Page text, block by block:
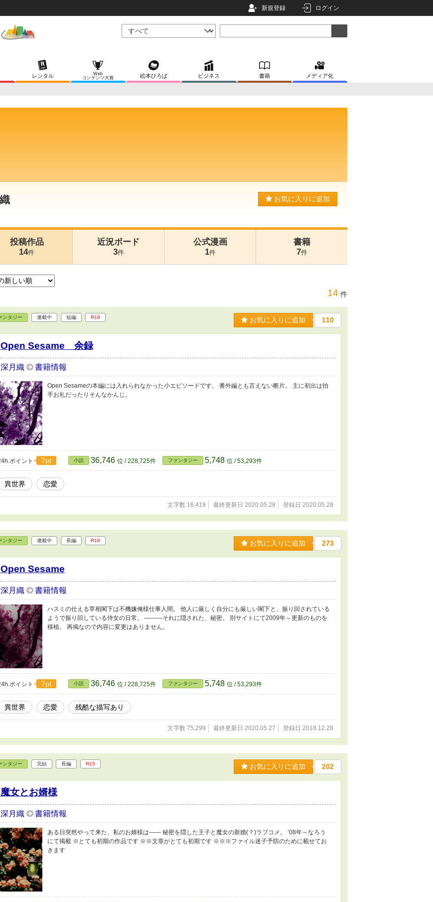
新規登録 ログイン
レンタル
Web
コンテンツ大賞
絵本ひろば ビジネス 書籍 メディア化
お気に入りに追加
投稿作品
14件
近況ボード
3件
公式漫画
1件
書籍
7件
14 件
ンタジー 連載中 短編 R18 お気に入りに追加 110
Open Sesame 余録
深月織 書籍情報
Open Sesameの本編には入れられなかった小エピソードです。 番外編とも言えない断片。 主に初出は拍
手お礼だったりそんなかんじ。
ポイント 7pt 小説 36,746 位 / 228,725件 ファンタジー 5,748 位 / 53,293件
異世界 恋愛
文字数 16,419 最終更新日 2020.05.28 登録日 2020.05.28
ンタジー 連載中 長編 R18 お気に入りに追加 273
Open Sesame
深月織 書籍情報
ハスミの仕える宰相閣下は不機嫌俺様仕事人間。 他人に厳しく自分にも厳しい閣下と、振り回されている
ようで振り回している侍女の日常。 ―――それに隠された、秘密。 別サイトにて2009年～更新のものを
移植。 再掲なので内容に変更はありません。
ポイント 7pt 小説 36,746 位 / 228,725件 ファンタジー 5,748 位 / 53,293件
異世界 恋愛 残酷な描写あり
文字数 75,299 最終更新日 2020.05.27 登録日 2018.12.28
ンタジー 完結 長編 R15 お気に入りに追加 202
魔女とお婿様
深月織 書籍情報
ある日突然やって来た、私のお婿様は―― 秘密を隠した王子と魔女の新婚(？)ラブコメ。 ’08年～なろう
にて掲載 ※とても初期の作品です ※※文章がとても初期です ※※※ファイル迷子予防のために載せてお
きます